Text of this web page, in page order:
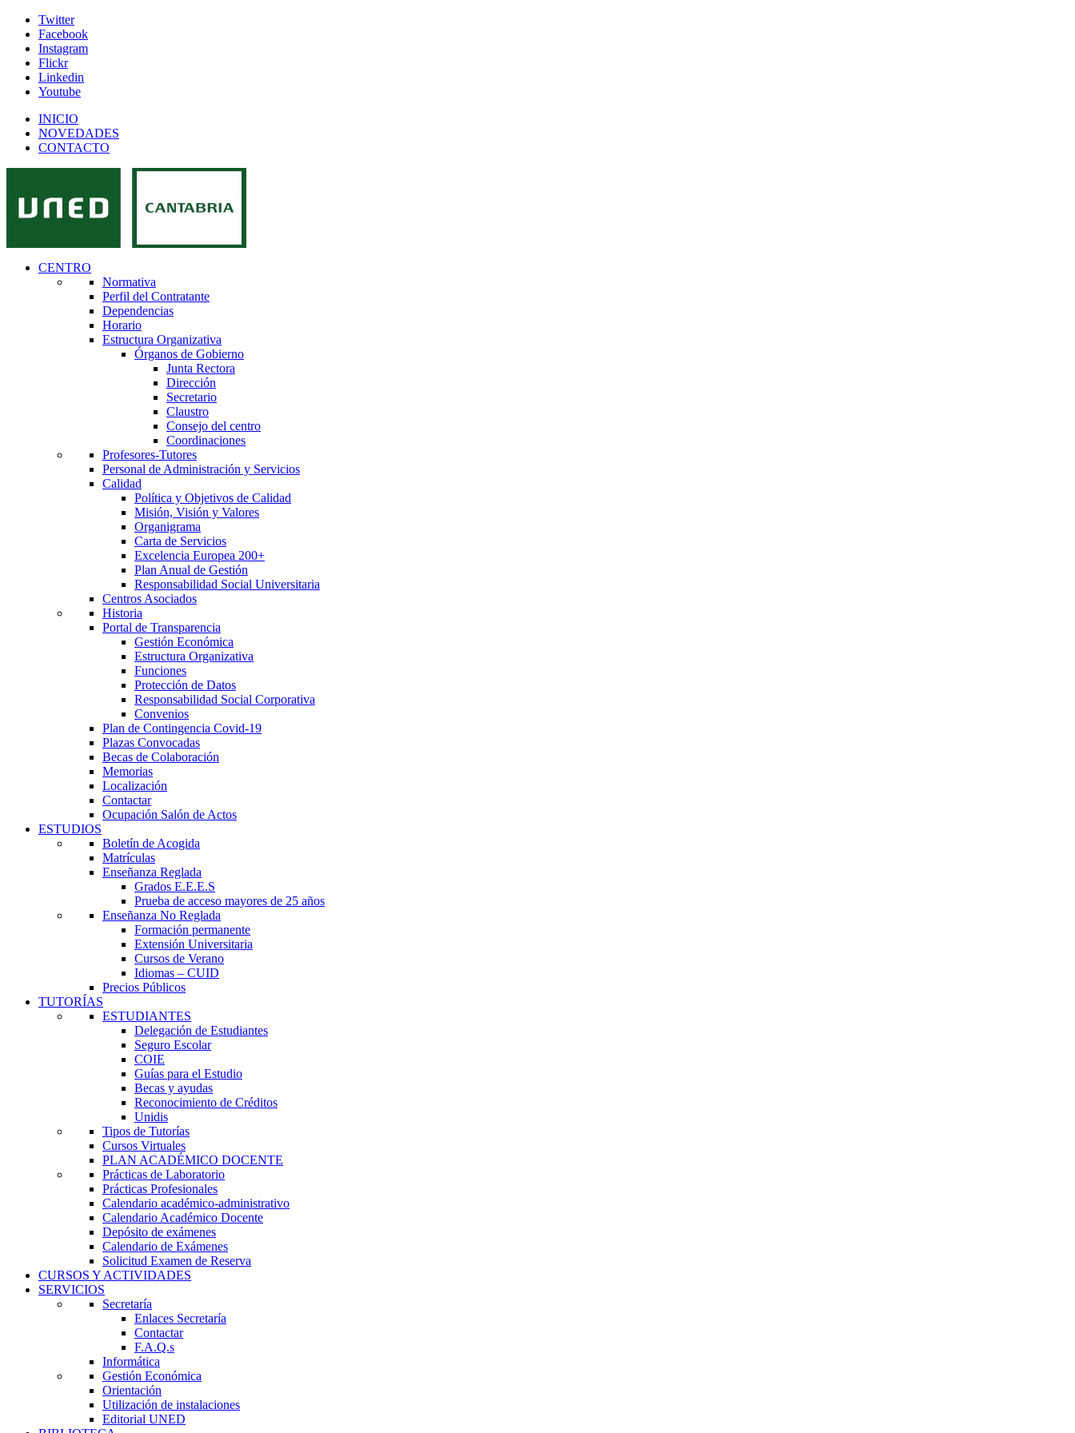
Twitter
Facebook
Instagram
Flickr
Linkedin
Youtube
INICIO
NOVEDADES
CONTACTO
CENTRO
Normativa
Perfil del Contratante
Dependencias
Horario
Estructura Organizativa
Órganos de Gobierno
Junta Rectora
Dirección
Secretario
Claustro
Consejo del centro
Coordinaciones
Profesores-Tutores
Personal de Administración y Servicios
Calidad
Política y Objetivos de Calidad
Misión, Visión y Valores
Organigrama
Carta de Servicios
Excelencia Europea 200+
Plan Anual de Gestión
Responsabilidad Social Universitaria
Centros Asociados
Historia
Portal de Transparencia
Gestión Económica
Estructura Organizativa
Funciones
Protección de Datos
Responsabilidad Social Corporativa
Convenios
Plan de Contingencia Covid-19
Plazas Convocadas
Becas de Colaboración
Memorias
Localización
Contactar
Ocupación Salón de Actos
ESTUDIOS
Boletín de Acogida
Matrículas
Enseñanza Reglada
Grados E.E.E.S
Prueba de acceso mayores de 25 años
Enseñanza No Reglada
Formación permanente
Extensión Universitaria
Cursos de Verano
Idiomas – CUID
Precios Públicos
TUTORÍAS
ESTUDIANTES
Delegación de Estudiantes
Seguro Escolar
COIE
Guías para el Estudio
Becas y ayudas
Reconocimiento de Créditos
Unidis
Tipos de Tutorías
Cursos Virtuales
PLAN ACADÉMICO DOCENTE
Prácticas de Laboratorio
Prácticas Profesionales
Calendario académico-administrativo
Calendario Académico Docente
Depósito de exámenes
Calendario de Exámenes
Solicitud Examen de Reserva
CURSOS Y ACTIVIDADES
SERVICIOS
Secretaría
Enlaces Secretaría
Contactar
F.A.Q.s
Informática
Gestión Económica
Orientación
Utilización de instalaciones
Editorial UNED